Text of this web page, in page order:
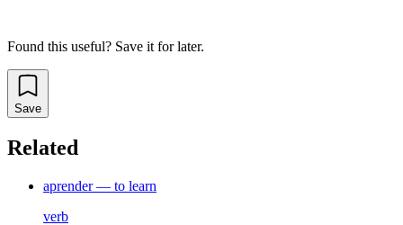
Found this useful? Save it for later.
Save
Related
aprender — to learn
verb